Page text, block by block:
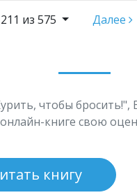
211 из 575 Далее
чтобы
книге свою
книгу